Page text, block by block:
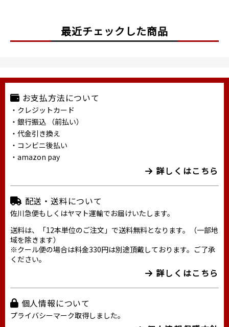
最近チェックした商品
お支払方法について
・クレジットカード
・銀行振込 （前払い）
・代金引き換え
・コンビニ後払い
・amazon pay
詳しくはこちら
配送・送料について
佐川急便もしくはヤマト運輸でお届けいたします。
送料は、「12本単位のご注文」で送料無料となります。（一部地
域を除きます）
※クール便の場合は料金330円は別途頂戴しております。ご了承
ください。
詳しくはこちら
個人情報について
プライバシーマーク取得しました。